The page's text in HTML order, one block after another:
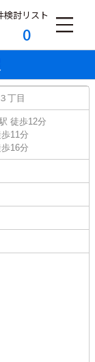
検討リスト
0
３丁目
徒歩12分
歩11分
歩16分